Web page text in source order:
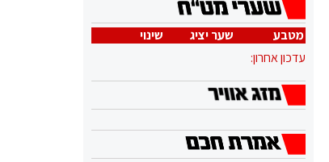
מטבע שער יציג
שינוי
עדכון אחרון: